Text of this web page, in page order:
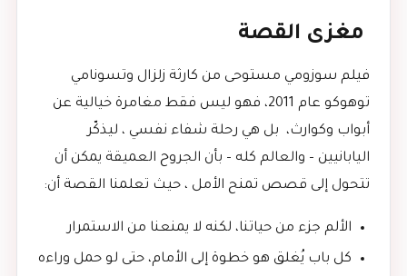
مغزى القصة
فيلم سوزومي مستوحى من كارثة زلزال وتسونامي
توهوكو عام 2011، فهو ليس فقط مغامرة خيالية عن
أبواب وكوارث، بل هي رحلة شفاء نفسي ، ليذكّر
اليابانيين – والعالم كله – بأن الجروح العميقة يمكن أن
تتحول إلى قصص تمنح الأمل ، حيث تعلمنا القصة أن:
الألم جزء من حياتنا، لكنه لا يمنعنا من الاستمرار
كل باب يُغلق هو خطوة إلى الأمام، حتى لو حمل وراءه